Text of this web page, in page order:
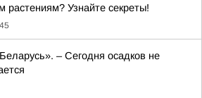
растениям? Узнайте секреты!
– Сегодня осадков не